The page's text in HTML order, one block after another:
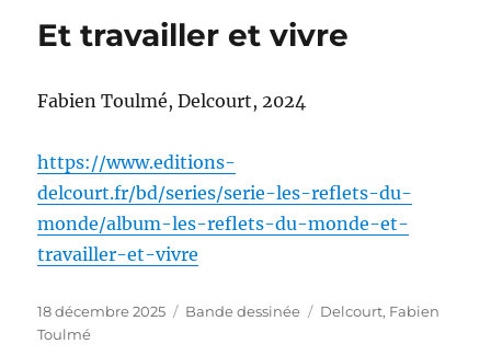
Et travailler et vivre
Fabien Toulmé, Delcourt, 2024
https://www.editions-
delcourt.fr/bd/series/serie-les-reflets-du-
monde/album-les-reflets-du-monde-et-
travailler-et-vivre
Publié
le
18 décembre 2025 Catégories
Bande dessinée Étiquettes
Delcourt, Fabien
Toulmé